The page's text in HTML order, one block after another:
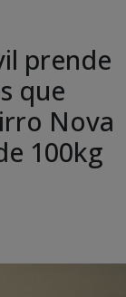
prende
que
Nova
100kg